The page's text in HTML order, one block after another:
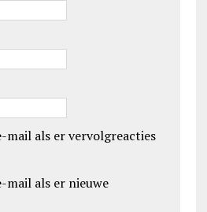
mail als er vervolgreacties
mail als er nieuwe